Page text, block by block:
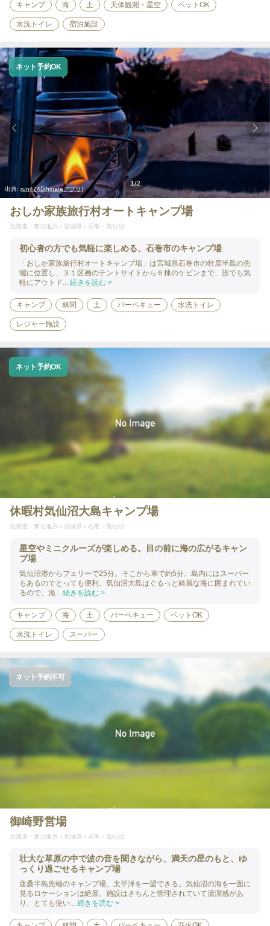
キャンプ 海 土 天体観測・星空 ペットOK
水洗トイレ 宿泊施設
出典: run474(hinataアプリ)
1/2
ネット予約OK
おしか家族旅行村オートキャンプ場
北海道・東北地方 宮城県 石巻・気仙沼
初心者の方でも気軽に楽しめる、石巻市のキャンプ場
「おしか家族旅行村オートキャンプ場」は宮城県石巻市の牡鹿半島の先
端に位置し、３１区画のテントサイトから６棟のケビンまで、誰でも気
軽にアウトド... 続きを読む >
キャンプ 林間 土 バーベキュー 水洗トイレ
レジャー施設
ネット予約OK
休暇村気仙沼大島キャンプ場
北海道・東北地方 宮城県 石巻・気仙沼
星空やミニクルーズが楽しめる。目の前に海の広がるキャン
プ場
気仙沼港からフェリーで25分。そこから車で約5分。島内にはスーパー
もあるのでとっても便利。気仙沼大島はぐるっと綺麗な海に囲まれてい
るので、漁... 続きを読む >
キャンプ 海 土 バーベキュー ペットOK
水洗トイレ スーパー
ネット予約不可
御崎野営場
北海道・東北地方 宮城県 石巻・気仙沼
壮大な草原の中で波の音を聞きながら、満天の星のもと、ゆ
っくり過ごせるキャンプ場
唐桑半島先端のキャンプ場。太平洋を一望できる。気仙沼の海を一面に
見るロケーションは絶景。施設はきちんと管理されていて清潔感があ
り、とても使い... 続きを読む >